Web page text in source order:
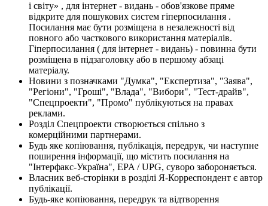
і світу» , для інтернет - видань - обов'язкове пряме
відкрите для пошукових систем гіперпосилання .
Посилання має бути розміщена в незалежності від
повного або часткового використання матеріалів.
Гіперпосилання ( для інтернет - видань) - повинна бути
розміщена в підзаголовку або в першому абзаці
матеріалу.
Новини з позначками "Думка", "Експертиза", "Заява",
"Регіони", "Гроші", "Влада", "Вибори", "Тест-драйв",
"Спецпроекти", "Промо" публікуються на правах
реклами.
Розділ Спецпроекти створюється спільно з
комерційними партнерами.
Будь яке копіювання, публікація, передрук, чи наступне
поширення інформації, що містить посилання на
"Інтерфакс-Україна", EPA / UPG, суворо забороняється.
Власник веб-сторінки в розділі Я-Корреспондент є автор
публікації.
Будь-яке копіювання, передрук та відтворення